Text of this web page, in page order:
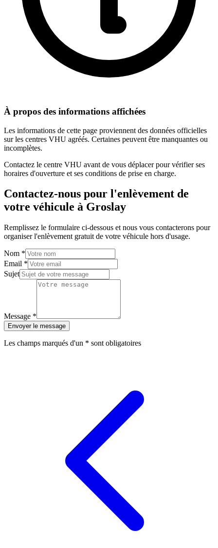
À propos des informations affichées
Les informations de cette page proviennent des données officielles
sur les centres VHU agréés. Certaines peuvent être manquantes ou
incomplètes.
Contactez le centre VHU avant de vous déplacer pour vérifier ses
horaires d'ouverture et ses conditions de prise en charge.
Contactez-nous pour l'enlèvement de
votre véhicule à Groslay
Remplissez le formulaire ci-dessous et nous vous contacterons pour
organiser l'enlèvement gratuit de votre véhicule hors d'usage.
Nom *
Email *
Sujet
Message *
Envoyer le message
Les champs marqués d'un * sont obligatoires